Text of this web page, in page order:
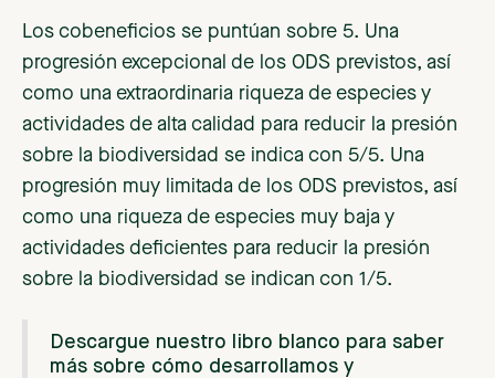
Los cobeneficios se puntúan sobre 5. Una
progresión excepcional de los ODS previstos, así
como una extraordinaria riqueza de especies y
actividades de alta calidad para reducir la presión
sobre la biodiversidad se indica con 5/5. Una
progresión muy limitada de los ODS previstos, así
como una riqueza de especies muy baja y
actividades deficientes para reducir la presión
sobre la biodiversidad se indican con 1/5.
Descargue nuestro libro blanco para saber
más sobre cómo desarrollamos y